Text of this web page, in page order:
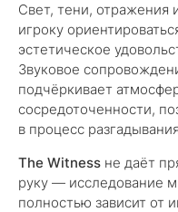
Свет, тени, отражения
игроку
эстетическое
Звуковое
подчёркивает
сосредоточенности,
в процесс
The Witness не даёт
руку — исследование
полностью зависит от